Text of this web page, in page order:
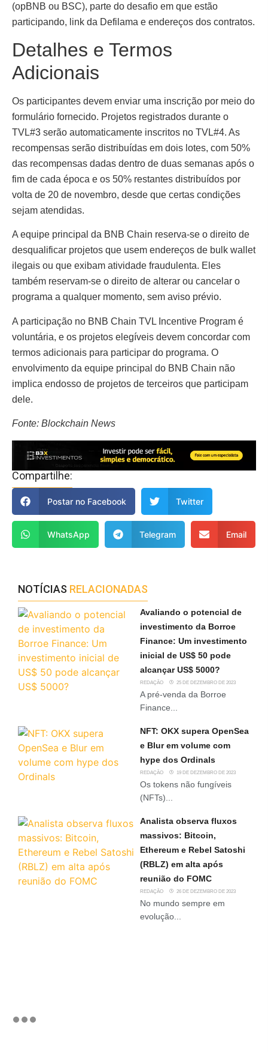
(opBNB ou BSC), parte do desafio em que estão
participando, link da Defilama e endereços dos contratos.
Detalhes e Termos
Adicionais
Os participantes devem enviar uma inscrição por meio do
formulário fornecido. Projetos registrados durante o
TVL#3 serão automaticamente inscritos no TVL#4. As
recompensas serão distribuídas em dois lotes, com 50%
das recompensas dadas dentro de duas semanas após o
fim de cada época e os 50% restantes distribuídos por
volta de 20 de novembro, desde que certas condições
sejam atendidas.
A equipe principal da BNB Chain reserva-se o direito de
desqualificar projetos que usem endereços de bulk wallet
ilegais ou que exibam atividade fraudulenta. Eles
também reservam-se o direito de alterar ou cancelar o
programa a qualquer momento, sem aviso prévio.
A participação no BNB Chain TVL Incentive Program é
voluntária, e os projetos elegíveis devem concordar com
termos adicionais para participar do programa. O
envolvimento da equipe principal do BNB Chain não
implica endosso de projetos de terceiros que participam
dele.
Fonte: Blockchain News
Compartilhe:
Postar no Facebook Twitter
WhatsApp Telegram Email
NOTÍCIAS RELACIONADAS
Avaliando o potencial de
investimento da Borroe
Finance: Um investimento
inicial de US$ 50 pode
alcançar US$ 5000?
REDAÇÃO 25 DE DEZEMBRO DE 2023
A pré-venda da Borroe
Finance...
NFT: OKX supera OpenSea
e Blur em volume com
hype dos Ordinals
REDAÇÃO 19 DE DEZEMBRO DE 2023
Os tokens não fungíveis
(NFTs)...
Analista observa fluxos
massivos: Bitcoin,
Ethereum e Rebel Satoshi
(RBLZ) em alta após
reunião do FOMC
REDAÇÃO 26 DE DEZEMBRO DE 2023
No mundo sempre em
evolução...